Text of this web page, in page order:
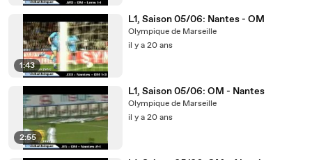
1:43
L1, Saison 05/06: Nantes - OM
Olympique de Marseille
il y a 20 ans
2:55
L1, Saison 05/06: OM - Nantes
Olympique de Marseille
il y a 20 ans